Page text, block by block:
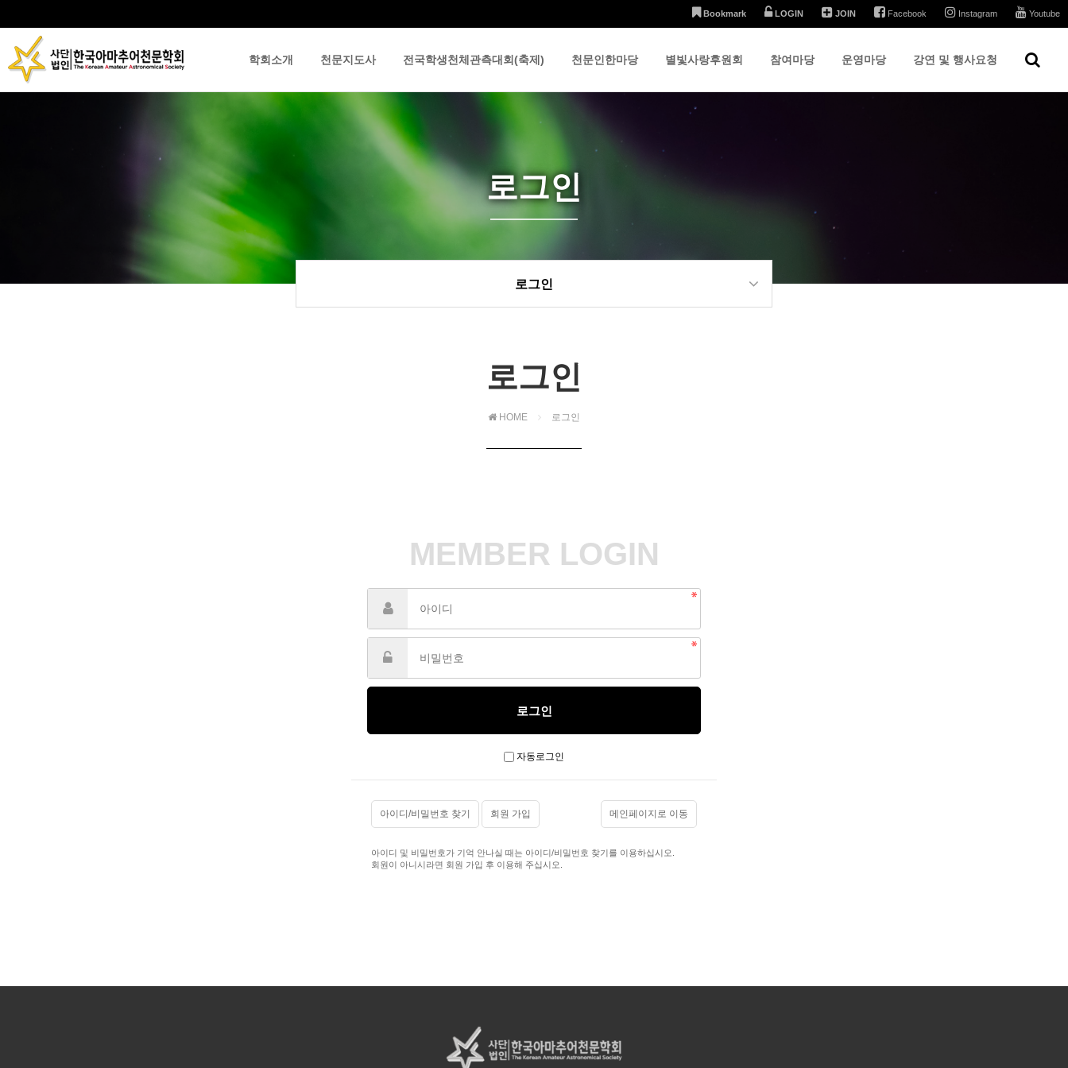
Bookmark LOGIN JOIN Facebook Instagram Youtube
학회소개 천문지도사 전국학생천체관측대회(축제) 천문인한마당 별빛사랑후원회 참여마당
하위분류
운영마당
하위분류
강연 및 행사요청
로그인
로그인
로그인
HOME 로그인
MEMBER LOGIN
자동로그인
아이디/비밀번호 찾기 회원 가입 메인페이지로 이동
아이디 및 비밀번호가 기억 안나실 때는 아이디/비밀번호 찾기를 이용하십시오.
회원이 아니시라면 회원 가입 후 이용해 주십시오.